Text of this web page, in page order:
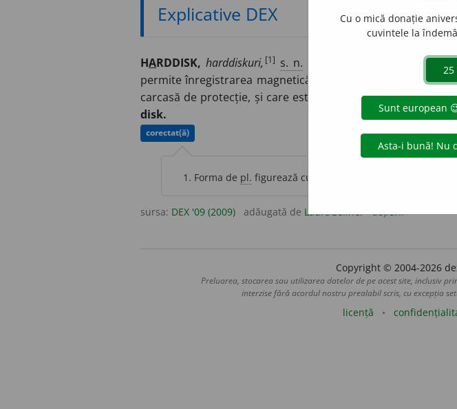
Explicative DEX
HARDDISK, harddiskuri, [1] s. n. Dispozitiv care conține
permite înregistrarea magnetică a datelor), capuri de
carcasă de protecție, și care este folosit la stocarea în
disk.
corectat(ă)
Forma de pl. figurează cu un singur D în original (
sursa: DEX '09 (2009) adăugată de LauraGellner acțiuni
Copyright © 2004-2026
Preluarea, stocarea sau utilizarea datelor de pe acest site, inclusiv
interzise fără acordul nostru prealabil scris, cu excepția
licență
Cu o mică donație
cuvintele la